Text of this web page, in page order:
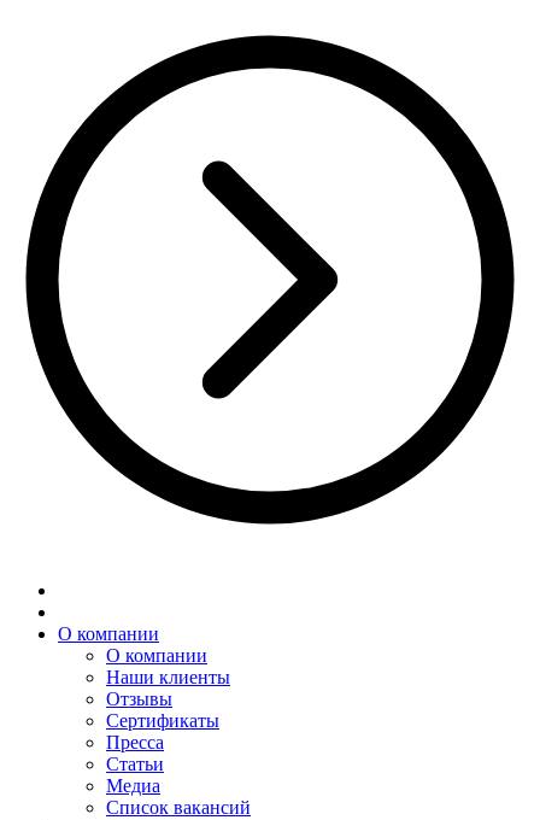
О компании
О компании
Наши клиенты
Отзывы
Сертификаты
Пресса
Статьи
Медиа
Список вакансий